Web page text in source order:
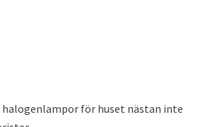
halogenlampor för huset nästan inte